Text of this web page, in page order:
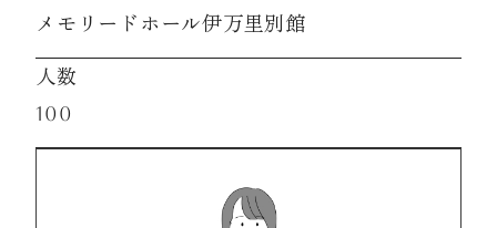
お問合わせ
メモリードホール伊万里別館
人数
100